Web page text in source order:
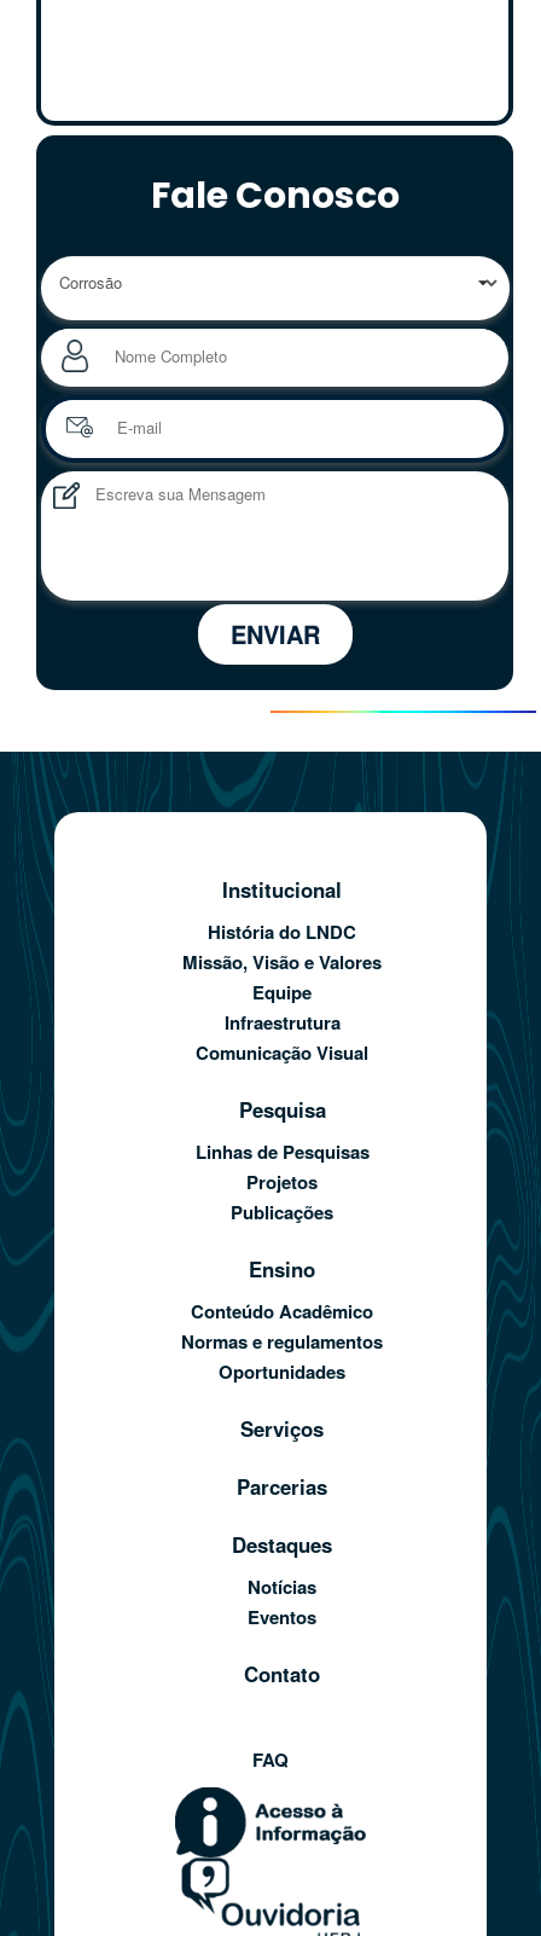
Fale Conosco
ENVIAR
Institucional
História do LNDC
Missão, Visão e Valores
Equipe
Infraestrutura
Comunicação Visual
Pesquisa
Linhas de Pesquisas
Projetos
Publicações
Ensino
Conteúdo Acadêmico
Normas e regulamentos
Oportunidades
Serviços
Parcerias
Destaques
Notícias
Eventos
Contato
FAQ